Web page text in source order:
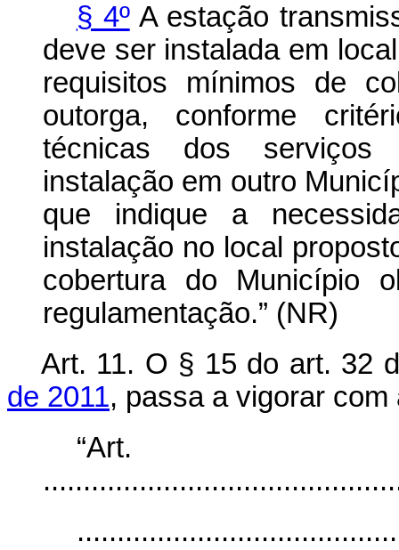
§ 4ºA estação
deve ser instalada em
requisitos mínimos de
outorga, conforme
técnicas dos serviços
instalação em outro
que indique a
instalação no local
cobertura do Município
regulamentação.” (NR)
Art. 11. O § 15 do art. 32
de 2011, passa a vigorar